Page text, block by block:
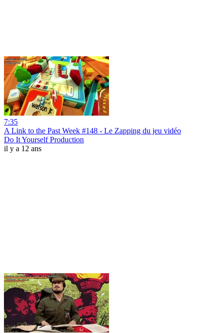
7:35
A Link to the Past Week #148 - Le Zapping du jeu vidéo
Do It Yourself Production
il y a 12 ans